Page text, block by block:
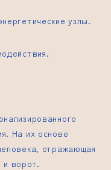
узлы.
На их основе
отражающая
и ворот.